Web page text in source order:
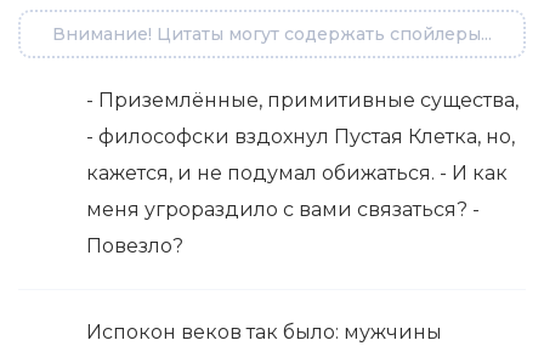
Внимание! Цитаты могут содержать спойлеры...
- Приземлённые, примитивные существа,
- философски вздохнул Пустая Клетка, но,
кажется, и не подумал обижаться. - И как
меня угрораздило с вами связаться? -
Повезло?
Испокон веков так было: мужчины